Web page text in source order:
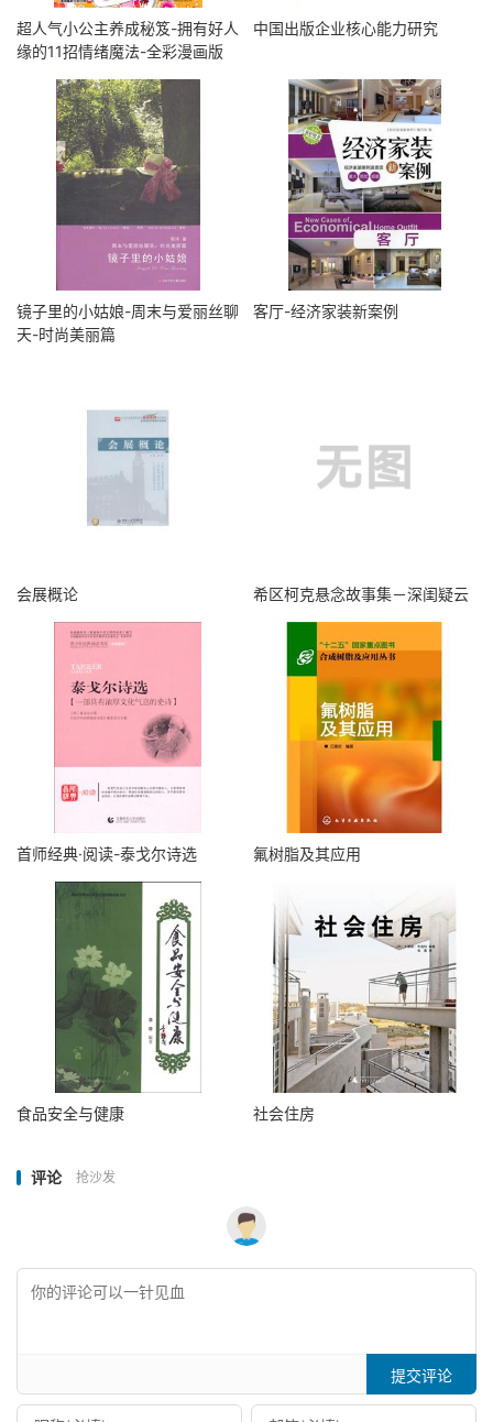
超人气小公主养成秘笈-拥有好人
缘的11招情绪魔法-全彩漫画版
中国出版企业核心能力研究
镜子里的小姑娘-周末与爱丽丝聊
天-时尚美丽篇
客厅-经济家装新案例
会展概论 希区柯克悬念故事集－深闺疑云
首师经典·阅读-泰戈尔诗选 氟树脂及其应用
食品安全与健康 社会住房
评论 抢沙发
提交评论